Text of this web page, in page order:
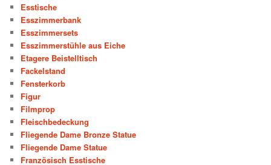
Esstische
Esszimmerbank
Esszimmersets
Esszimmerstühle aus Eiche
Etagere Beistelltisch
Fackelstand
Fensterkorb
Figur
Filmprop
Fleischbedeckung
Fliegende Dame Bronze Statue
Fliegende Dame Statue
Französisch Esstische